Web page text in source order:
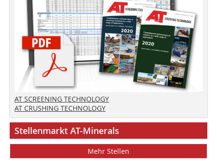
AT SCREENING TECHNOLOGY
AT CRUSHING TECHNOLOGY
Stellenmarkt AT-Minerals
Mehr Stellen